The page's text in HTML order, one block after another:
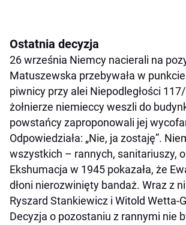
Ostatnia decyzja
26 września Niemcy nacierali na
Matuszewska przebywała w
piwnicy przy alei Niepodległości
żołnierze niemieccy weszli do
powstańcy zaproponowali jej
Odpowiedziała: „Nie, ja zostaję”.
wszystkich – rannych, sanitariuszy,
Ekshumacja w 1945 pokazała, że
dłoni nierozwinięty bandaż. Wraz z
Ryszard Stankiewicz i Witold Wetta-
Decyzja o pozostaniu z rannymi nie